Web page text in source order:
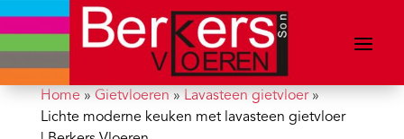
Home» Gietvloeren » Lavasteen gietvloer»
Lichte moderne keuken met lavasteen gietvloer